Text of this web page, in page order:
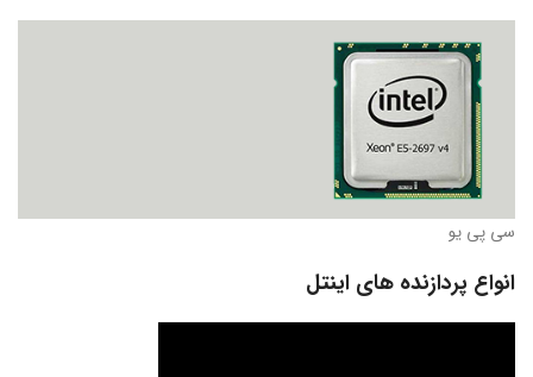
سی پی یو
انواع پردازنده های اینتل